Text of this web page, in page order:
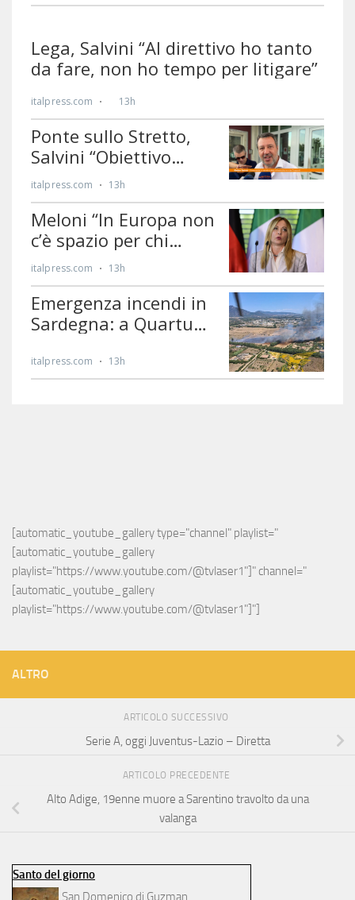
[automatic_youtube_gallery type="channel" playlist="
[automatic_youtube_gallery
playlist="https://www.youtube.com/@tvlaser1"]" channel="
[automatic_youtube_gallery
playlist="https://www.youtube.com/@tvlaser1"]"]
ALTRO
ARTICOLO SUCCESSIVO
Serie A, oggi Juventus-Lazio – Diretta
ARTICOLO PRECEDENTE
Alto Adige, 19enne muore a Sarentino travolto da una
valanga
Santo del giorno
San Domenico di Guzman